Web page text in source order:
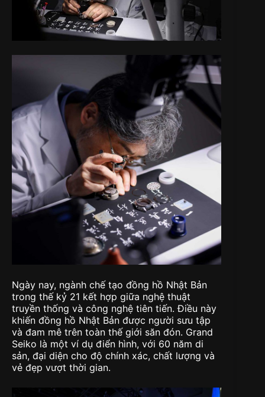
Ngày nay, ngành chế tạo đồng hồ Nhật Bản
trong thế kỷ 21 kết hợp giữa nghệ thuật
truyền thống và công nghệ tiên tiến. Điều này
khiến đồng hồ Nhật Bản được người sưu tập
và đam mê trên toàn thế giới săn đón. Grand
Seiko là một ví dụ điển hình, với 60 năm di
sản, đại diện cho độ chính xác, chất lượng và
vẻ đẹp vượt thời gian.